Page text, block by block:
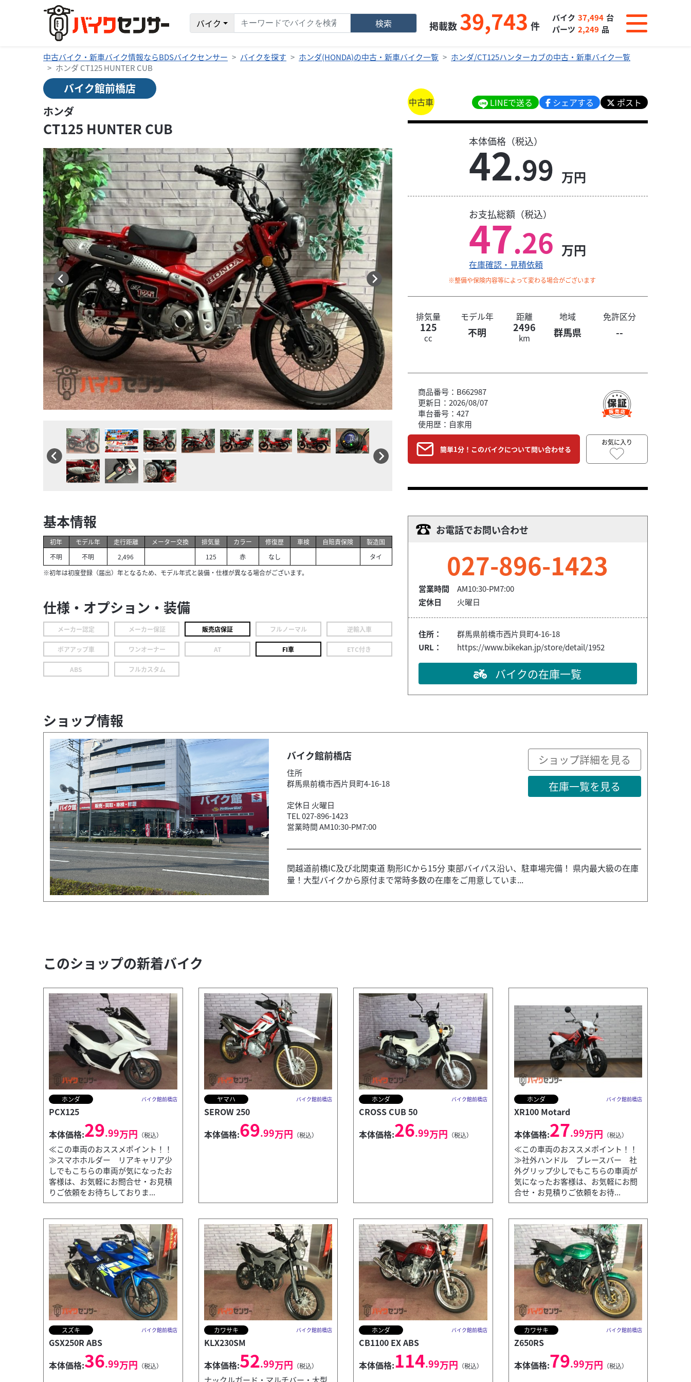
バイク 検索 掲載数 39,743 件
バイク 37,494 台
パーツ 2,249 品
中古バイク・新車バイク情報ならBDSバイクセンサー バイクを探す ホンダ(HONDA)の中古・新車バイク一覧
ホンダ/CT125ハンターカブの中古・新車バイク一覧
ホンダ CT125 HUNTER CUB
バイク館前橋店
ホンダ
CT125 HUNTER CUB
基本情報
初年
不明
モデル年
不明
走行距離
2,496
メーター交換
排気量
125
カラー
赤
修復歴
なし
車検 自賠責保険
製造国
タイ
※初年は初度登録（届出）年となるため、モデル年式と装備・仕様が異なる場合がございます。
仕様・オプション・装備
メーカー認定 メーカー保証 販売店保証 フルノーマル 逆輸入車
ボアアップ車 ワンオーナー AT FI車 ETC付き
ABS フルカスタム
中古車 LINEで送る シェアする ポスト
本体価格（税込）
42.99 万円
お支払総額（税込）
47.26 万円
在庫確認・見積依頼
※整備や保険内容等によって変わる場合がございます
排気量 モデル年 距離 地域 免許区分
125
cc 不明 2496
km 群馬県 --
商品番号：B662987
更新日：2026/08/07
車台番号：427
使用歴：自家用
簡単1分！このバイクについて問い合わせる
お気に入り
お電話でお問い合わせ
027-896-1423
営業時間
AM10:30-PM7:00
定休日
火曜日
住所：
群馬県前橋市西片貝町4-16-18
URL：
https://www.bikekan.jp/store/detail/1952
バイクの在庫一覧
ショップ情報
バイク館前橋店
住所
群馬県前橋市西片貝町4-16-18
定休日 火曜日
TEL 027-896-1423
営業時間 AM10:30-PM7:00
ショップ詳細を見る
在庫一覧を見る
関越道前橋IC及び北関東道 駒形ICから15分 東部バイパス沿い、駐車場完備！ 県内最大級の在庫
量！大型バイクから原付まで常時多数の在庫をご用意していま...
このショップの新着バイク
ホンダ バイク館前橋店
PCX125
本体価格:29.99万円 （税込）
≪この車両のおススメポイント！！
≫スマホホルダー リアキャリア少
しでもこちらの車両が気になったお
客様は、お気軽にお問合せ・お見積
りご依頼をお待ちしておりま...
ヤマハ バイク館前橋店
SEROW 250
本体価格:69.99万円 （税込）
ホンダ バイク館前橋店
CROSS CUB 50
本体価格:26.99万円 （税込）
ホンダ バイク館前橋店
XR100 Motard
本体価格:27.99万円 （税込）
≪この車両のおススメポイント！！
≫社外ハンドル ブレースバー 社
外グリップ少しでもこちらの車両が
気になったお客様は、お気軽にお問
合せ・お見積りご依頼をお待...
スズキ バイク館前橋店
GSX250R ABS
本体価格:36.99万円 （税込）
カワサキ バイク館前橋店
KLX230SM
本体価格:52.99万円 （税込）
ナックルガード・マルチバー・大型
ホンダ バイク館前橋店
CB1100 EX ABS
本体価格:114.99万円 （税込）
カワサキ バイク館前橋店
Z650RS
本体価格:79.99万円 （税込）